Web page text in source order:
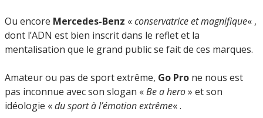
Ou encore Mercedes-Benz «conservatrice et magnifique« ,
dont l’ADN est bien inscrit dans le reflet et la
mentalisation que le grand public se fait de ces marques.
Amateur ou pas de sport extrême, Go Pro ne nous est
pas inconnue avec son slogan «Be a hero» et son
idéologie «du sport à l’émotion extrême« .